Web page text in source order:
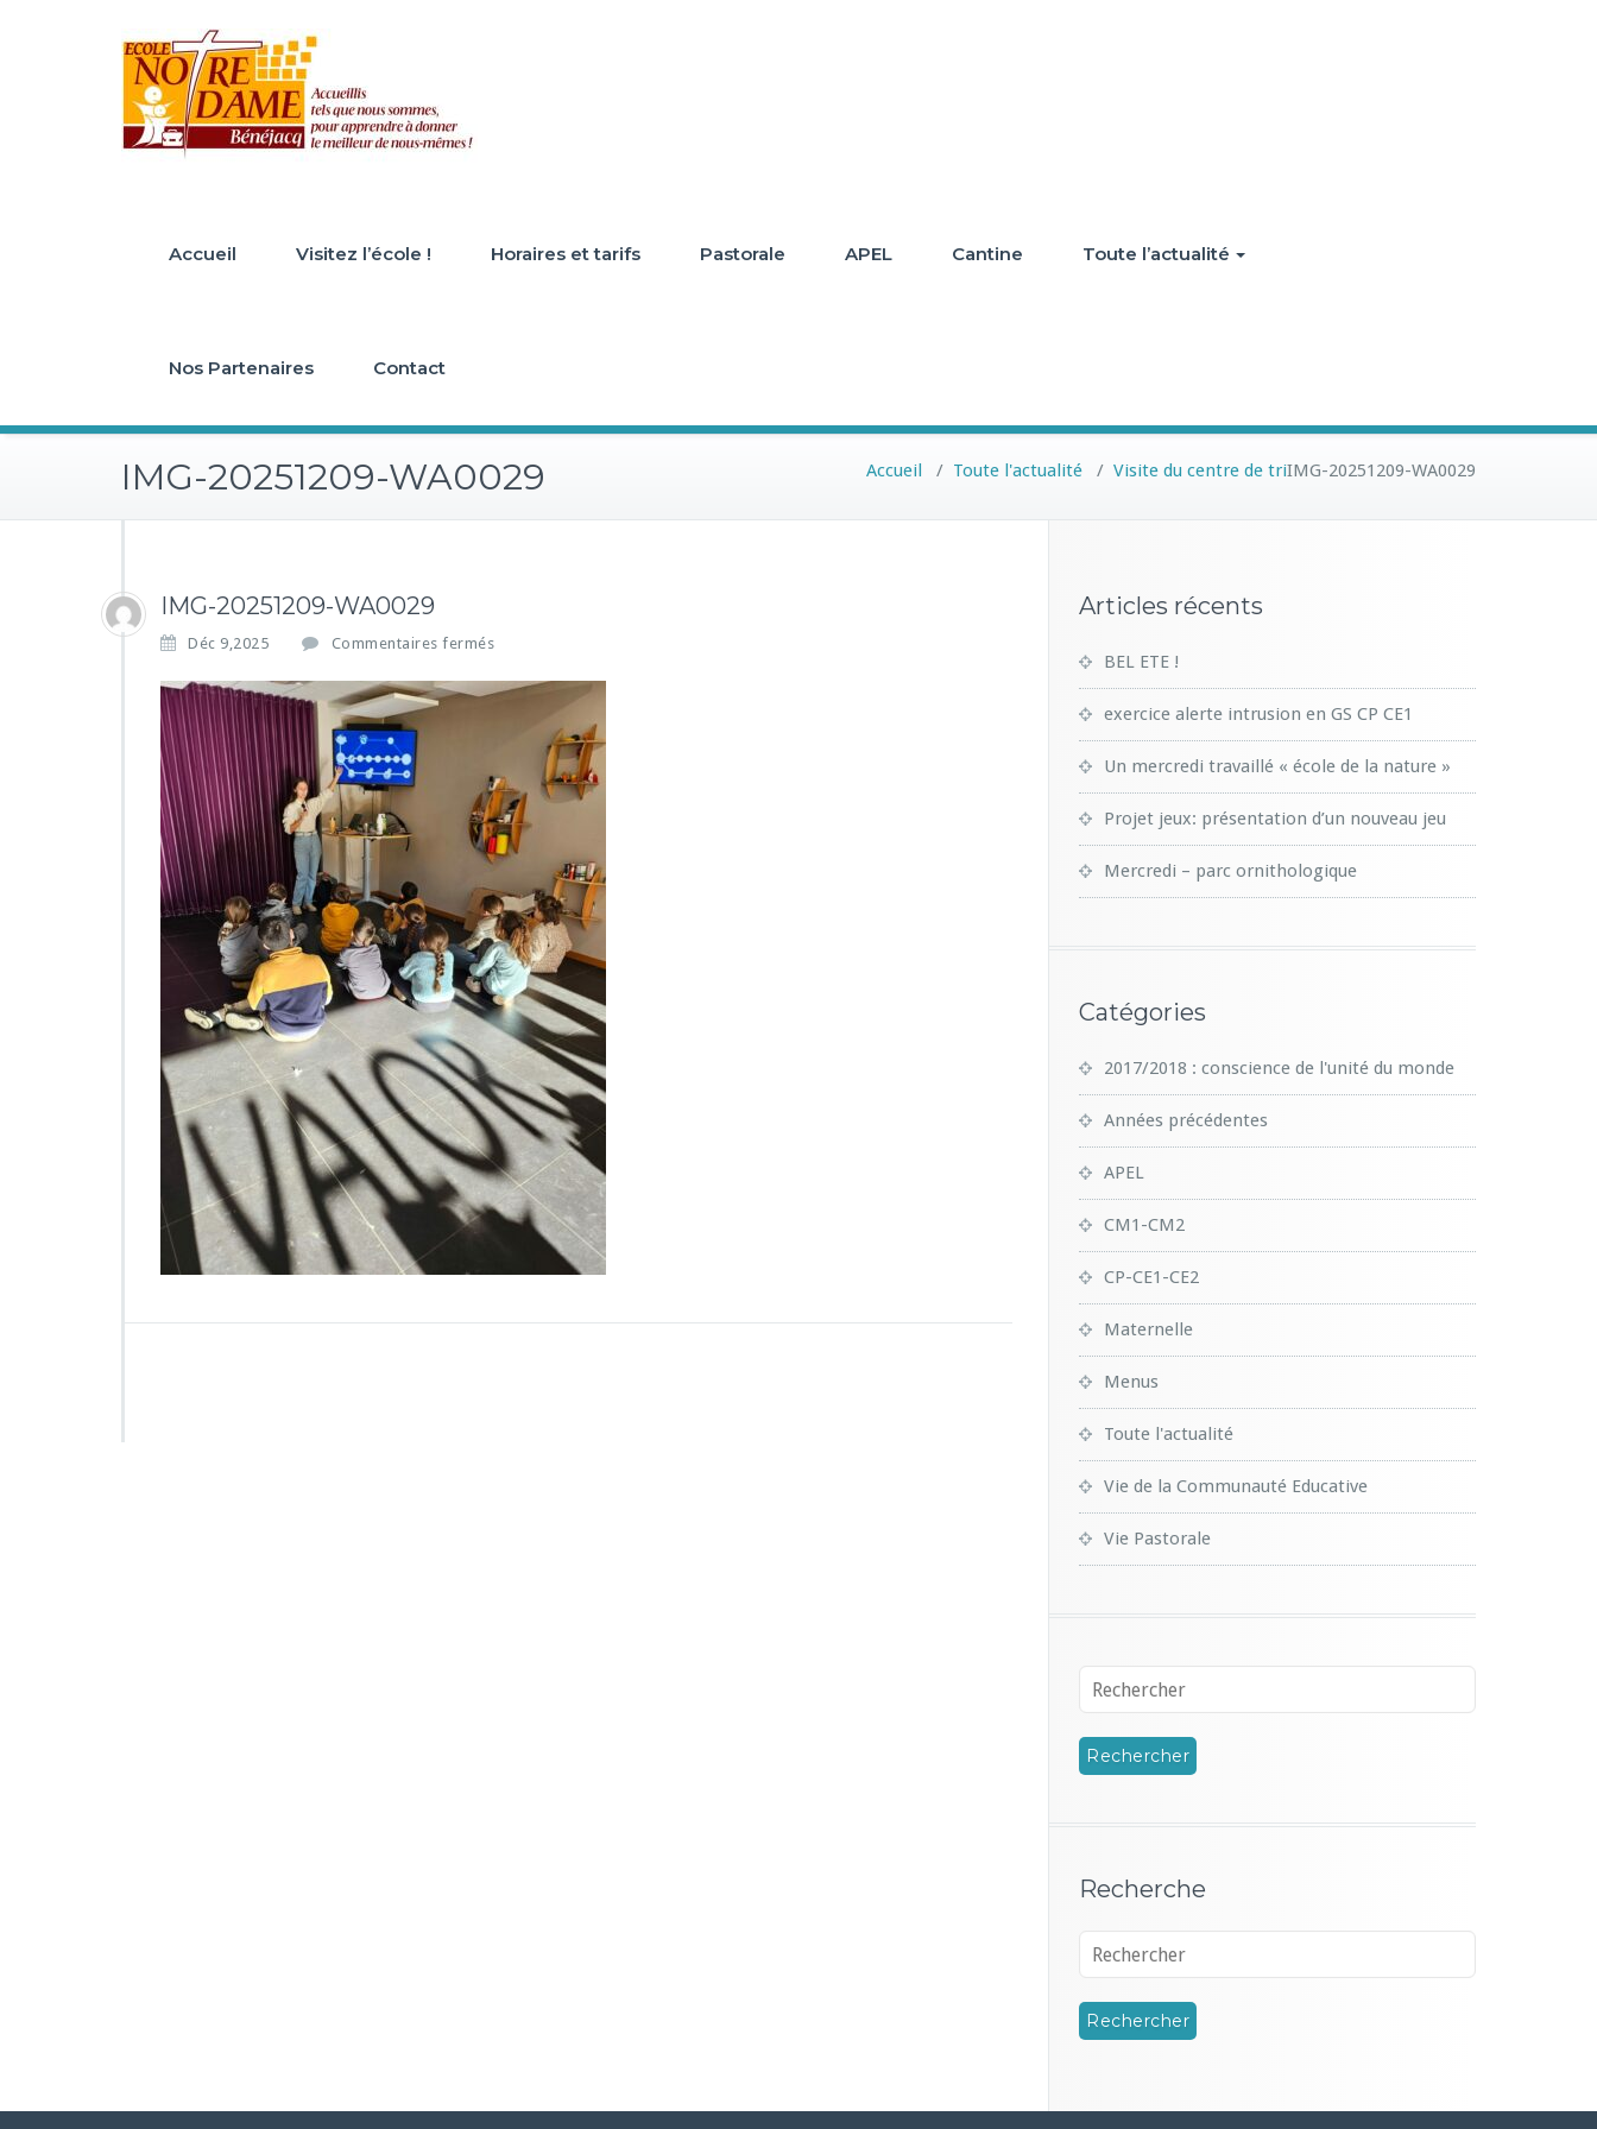
Accueil Visitez l’école ! Horaires et tarifs Pastorale APEL Cantine Toute l’actualité
Nos Partenaires Contact
IMG-20251209-WA0029 Accueil / Toute l'actualité / Visite du centre de triIMG-20251209-WA0029
IMG-20251209-WA0029
Déc 9,2025 Commentaires fermés
r
-
2
0
2
1
2
0
9
-
W
0
0
2
9
Articles récents
BEL ETE !
exercice alerte intrusion en GS CP CE1
Un mercredi travaillé « école de la nature »
Projet jeux: présentation d’un nouveau jeu
Mercredi – parc ornithologique
Catégories
2017/2018 : conscience de l'unité du monde
Années précédentes
APEL
CM1-CM2
CP-CE1-CE2
Maternelle
Menus
Toute l'actualité
Vie de la Communauté Educative
Vie Pastorale
Recherche